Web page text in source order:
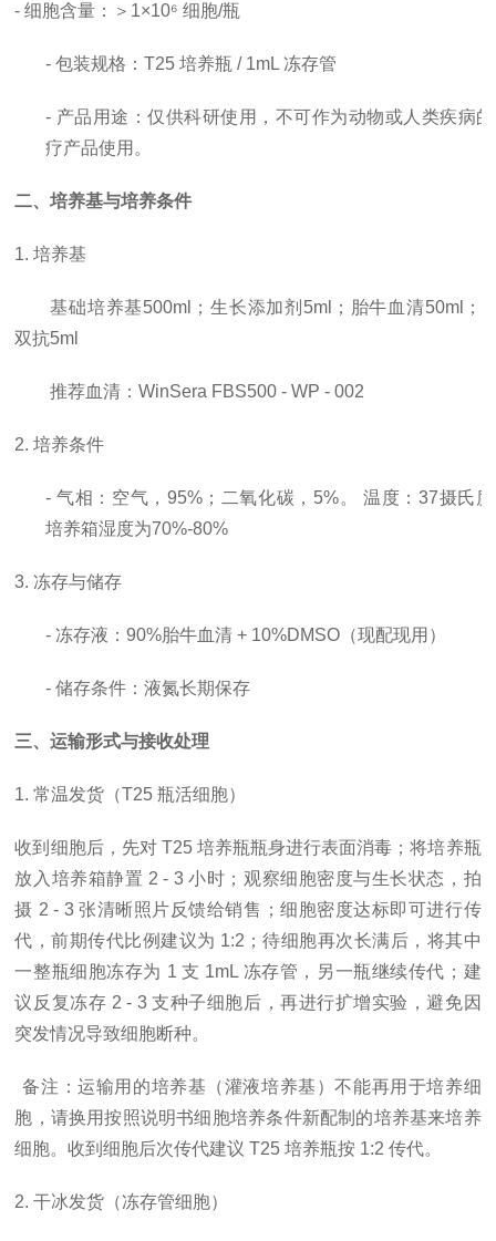
- 细胞含量：＞1×10⁶ 细胞/瓶
- 包装规格：T25 培养瓶 / 1mL 冻存管
- 产品用途：仅供科研使用， 不可作为动物或人类疾病
疗产品使用。
二、培养基与培养条件
1. 培养基
基础培养基500ml；生长添加剂5ml；胎牛血清50ml；
双抗5ml
推荐血清：WinSera FBS500 - WP - 002
2. 培养条件
- 气相：空气，95%；二氧化碳，5%。 温度：37摄氏
培养箱湿度为70%-80%
3. 冻存与储存
- 冻存液：90%胎牛血清 + 10%DMSO（现配现用）
- 储存条件：液氮长期保存
三、运输形式与接收处理
1. 常温发货（T25 瓶活细胞）
收到细胞后，先对 T25 培养瓶瓶身进行表面消毒；将培养瓶
放入培养箱静置 2 - 3 小时；观察细胞密度与生长状态，拍
摄 2 - 3 张清晰照片反馈给销售；细胞密度达标即可进行传
代，前期传代比例建议为 1:2；待细胞再次长满后，将其中
一整瓶细胞冻存为 1 支 1mL 冻存管，另一瓶继续传代；建
议反复冻存 2 - 3 支种子细胞后，再进行扩增实验，避免因
突发情况导致细胞断种。
备注：运输用的培养基（灌液培养基）不能再用于培养细
胞，请换用按照说明书细胞培养条件新配制的培养基来培养
细胞。收到细胞后次传代建议 T25 培养瓶按 1:2 传代。
2. 干冰发货（冻存管细胞）